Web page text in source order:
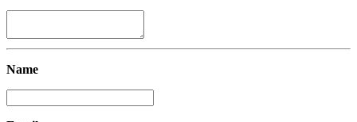
Name